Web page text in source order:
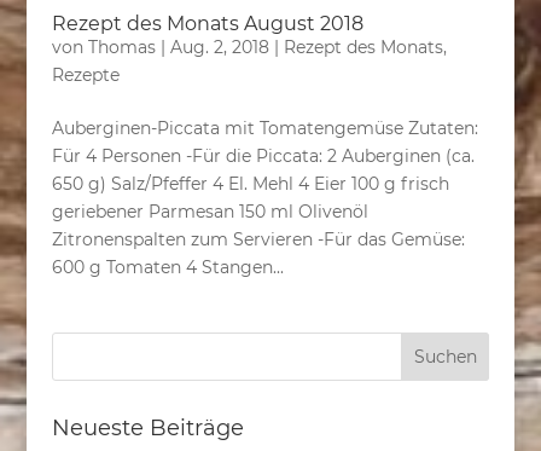
Rezept des Monats August 2018
von Thomas| Aug. 2, 2018| Rezept des Monats,
Rezepte
Auberginen-Piccata mit Tomatengemüse Zutaten:
Für 4 Personen -Für die Piccata: 2 Auberginen (ca.
650 g) Salz/Pfeffer 4 El. Mehl 4 Eier 100 g frisch
geriebener Parmesan 150 ml Olivenöl
Zitronenspalten zum Servieren -Für das Gemüse:
600 g Tomaten 4 Stangen...
Neueste Beiträge